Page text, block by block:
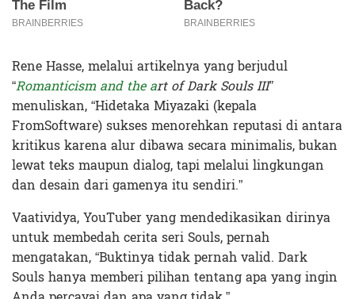
Rene Hasse, melalui artikelnya yang berjudul
“Romanticism and theart of Dark Souls III”
menuliskan, “Hidetaka Miyazaki (kepala
FromSoftware) sukses menorehkan reputasi di antara
kritikus karena alur dibawa secara minimalis, bukan
lewat teks maupun dialog, tapi melalui lingkungan
dan desain dari gamenya itu sendiri.”
Vaatividya, YouTuber yang mendedikasikan dirinya
untuk membedah cerita seri Souls, pernah
mengatakan, “Buktinya tidak pernah valid. Dark
Souls hanya memberi pilihan tentang apa yang ingin